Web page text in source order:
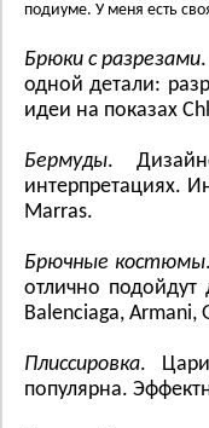
подиуме. У меня есть
Брюки с разрезами
одной детали:
идеи на показах
Бермуды.
интерпретациях.
Mаrrаs.
Брючные костюмы
отлично подойдут
Bаlenciаgа, Armаni,
Плиссировка.
популярна.